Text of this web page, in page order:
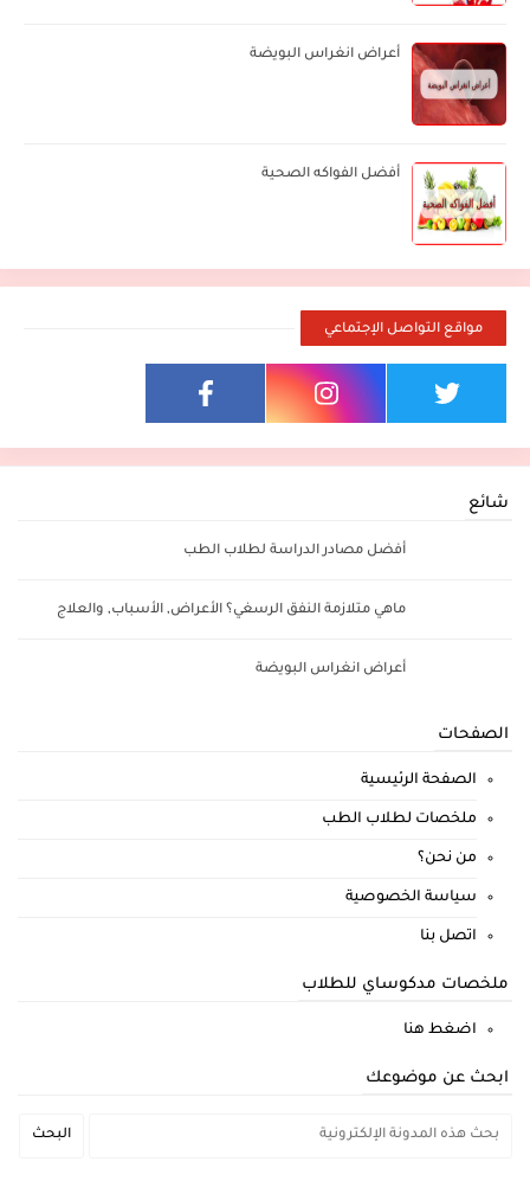
أعراض انغراس البويضة
أفضل الفواكه الصحية
مواقع التواصل الإجتماعي
شائع
أفضل مصادر الدراسة لطلاب الطب
ماهي متلازمة النفق الرسغي؟ الأعراض, الأسباب, والعلاج
أعراض انغراس البويضة
الصفحات
الصفحة الرئيسية
ملخصات لطلاب الطب
من نحن؟
سياسة الخصوصية
اتصل بنا
ملخصات مدكوساي للطلاب
اضغط هنا
ابحث عن موضوعك